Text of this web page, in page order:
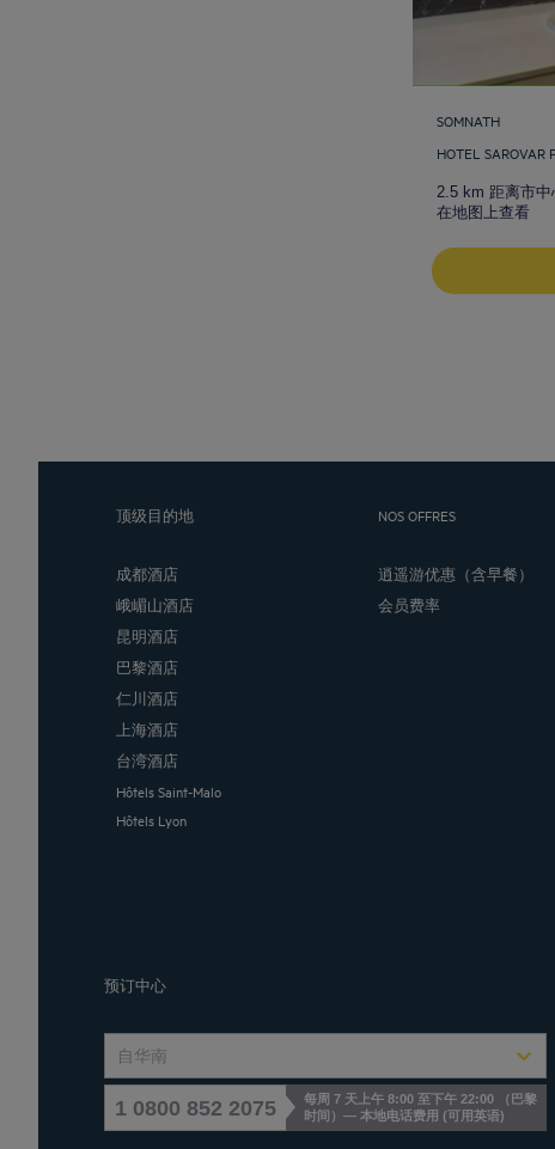
SOMNATH
HOTEL SAROVAR
2.5 km 距离市中
在地图上查看
顶级目的地
成都酒店
峨嵋山酒店
昆明酒店
巴黎酒店
仁川酒店
上海酒店
台湾酒店
Hôtels Saint-Malo
Hôtels Lyon
NOS OFFRES
逍遥游优惠（含早餐）
会员费率
预订中心
自华南
1 0800 852 2075
每周 7 天上午 8:00 至下午 22:00 （巴黎
时间）— 本地电话费用 (可用英语)